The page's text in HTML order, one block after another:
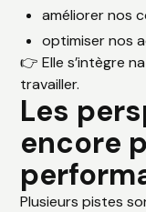
améliorer nos
optimiser nos
👉 Elle s’intègre
travailler.
Les
encore
Plusieurs pistes